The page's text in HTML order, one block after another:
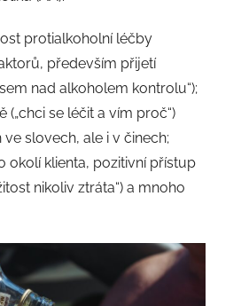
protialkoholní léčby
především přijetí
nad alkoholem kontrolu“);
(„chci se léčit a vím proč“)
slovech, ale i v činech;
okolí klienta, pozitivní přístup
nikoliv ztráta“) a mnoho